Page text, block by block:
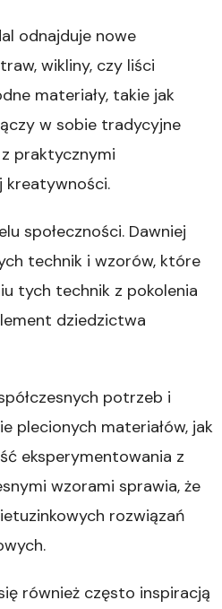
odnajduje nowe
wikliny, czy liści
materiały, takie jak
w sobie tradycyjne
praktycznymi
kreatywności.
społeczności. Dawniej
technik i wzorów, które
tych technik z pokolenia
dziedzictwa
potrzeb i
plecionych materiałów, jak
eksperymentowania z
wzorami sprawia, że
rozwiązań
również często inspiracją